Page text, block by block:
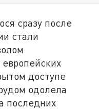
сразу после
стали
доступе
одолела
последних